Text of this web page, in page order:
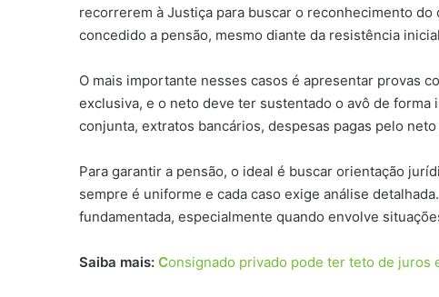
recorrerem à Justiça para buscar o reconhecimento
concedido a pensão, mesmo diante da resistência
O mais importante nesses casos é apresentar provas
exclusiva, e o neto deve ter sustentado o avô de
conjunta, extratos bancários, despesas pagas pelo
Para garantir a pensão, o ideal é buscar orientação
sempre é uniforme e cada caso exige análise
fundamentada, especialmente quando envolve
Saiba mais: Consignado privado pode ter teto de juros